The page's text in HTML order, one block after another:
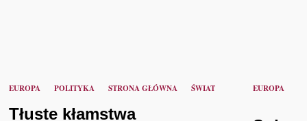
EUROPA POLITYKA STRONA GŁÓWNA ŚWIAT
Tłuste kłamstwa
EUROPA